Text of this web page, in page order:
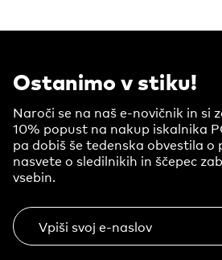
Ostanimo v stiku!
Naroči se na naš e-novičnik in si
10% popust na nakup iskalnika
pa dobiš še tedenska obvestila o
nasvete o sledilnikih in ščepec
vsebin.
Vpiši svoj e-naslov